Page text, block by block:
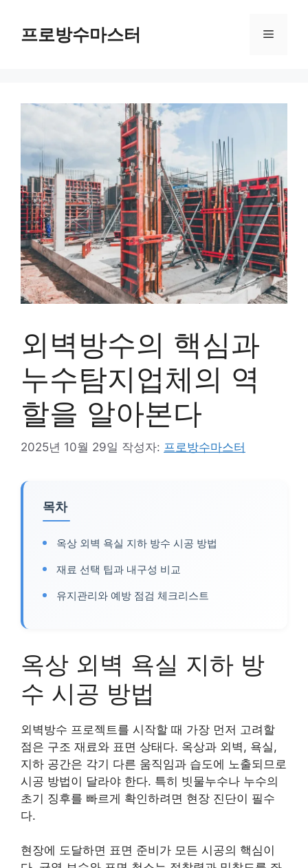
프로방수마스터 메
외벽방수의 핵심과
누수탐지업체의 역
할을 알아본다
2025년 10월 29일 작성자: 프로방수마스터
목차
옥상 외벽 욕실 지하 방수 시공 방법
재료 선택 팁과 내구성 비교
유지관리와 예방 점검 체크리스트
옥상 외벽 욕실 지하 방
수 시공 방법
외벽방수 프로젝트를 시작할 때 가장 먼저 고려할
점은 구조 재료와 표면 상태다. 옥상과 외벽, 욕실,
지하 공간은 각기 다른 움직임과 습도에 노출되므로
시공 방법이 달라야 한다. 특히 빗물누수나 누수의
초기 징후를 빠르게 확인하려면 현장 진단이 필수
다.
현장에 도달하면 표면 준비가 모든 시공의 핵심이